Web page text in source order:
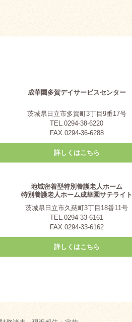
成華園多賀デイサービスセンター
茨城県日立市多賀町3丁目9番17号
TEL.0294-38-6220
FAX.0294-36-6288
詳しくはこちら
地域密着型特別養護老人ホーム
特別養護老人ホーム成華園サテライト
茨城県日立市久慈町3丁目18番11号
TEL.0294-33-6161
FAX.0294-33-6162
詳しくはこちら